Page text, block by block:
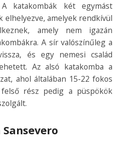
katakombák két egymást
elhelyezve, amelyek rendkívül
amely nem igazán
A sír valószínűleg a
és egy nemesi család
Az alsó katakomba a
ahol általában 15-22 fokos
rész pedig a püspökök